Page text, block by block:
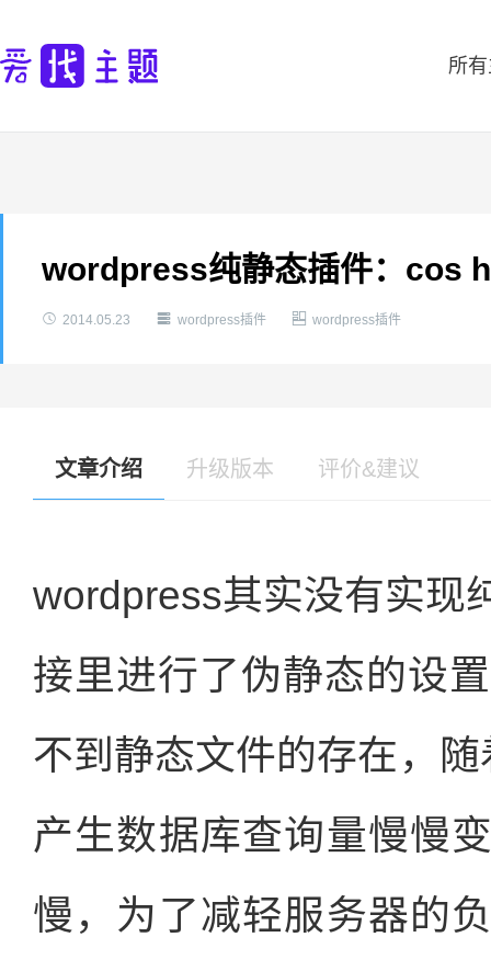
所
wordpress纯静态插件：cos
 2014.05.23  wordpress插件  wordpress插件
文章介绍 升级版本 评价&建议
wordpress其实没有实现
接里进行了伪静态的设
不到静态文件的存在，
产生数据库查询量慢慢
慢，为了减轻服务器的